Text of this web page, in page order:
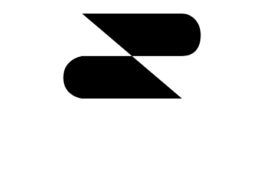
güncellenecek, üçüncü
kişilere açıklanabilecek,
sınıflandırılabilecek ve
mevzuatta belirtilen diğer
usul ve esaslara göre